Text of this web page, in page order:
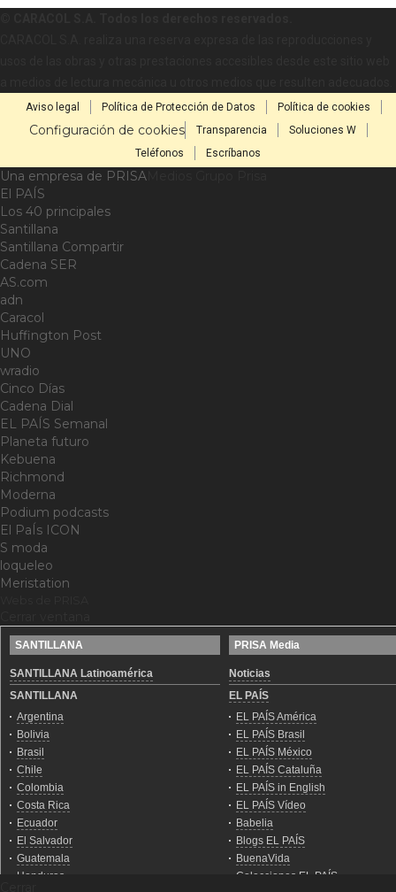
Aviso legal Política de Protección de Datos Política de cookies
Configuración de cookies Transparencia
Soluciones W
Teléfonos
Escríbanos
Una empresa de PRISA
El PAÍS
Los 40 principales
Santillana
Santillana Compartir
Cadena SER
AS.com
adn
Caracol
Huffington Post
UNO
wradio
Cinco Días
Cadena Dial
EL PAÍS Semanal
Planeta futuro
Kebuena
Richmond
Moderna
Podium podcasts
El PaÍs ICON
S moda
loqueleo
Meristation